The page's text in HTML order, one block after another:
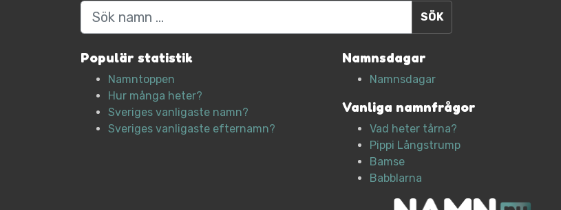
Sök
Populär statistik
Namntoppen
Hur många heter?
Sveriges vanligaste namn?
Sveriges vanligaste efternamn?
Namnsdagar
Namnsdagar
Vanliga namnfrågor
Vad heter tårna?
Pippi Långstrump
Bamse
Babblarna